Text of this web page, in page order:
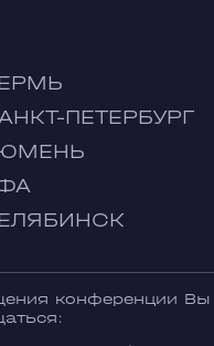
ПЕТЕРБУРГ
конференции Вы